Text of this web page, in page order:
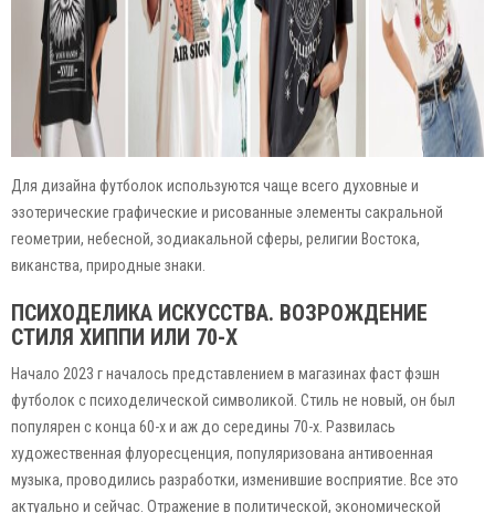
Для дизайна футболок используются чаще всего духовные и
эзотерические графические и рисованные элементы сакральной
геометрии, небесной, зодиакальной сферы, религии Востока,
виканства, природные знаки.
ПСИХОДЕЛИКА ИСКУССТВА. ВОЗРОЖДЕНИЕ
СТИЛЯ ХИППИ ИЛИ 70-Х
Начало 2023 г началось представлением в магазинах фаст фэшн
футболок с психоделической символикой. Стиль не новый, он был
популярен с конца 60-х и аж до середины 70-х. Развилась
художественная флуоресценция, популяризована антивоенная
музыка, проводились разработки, изменившие восприятие. Все это
актуально и сейчас. Отражение в политической, экономической